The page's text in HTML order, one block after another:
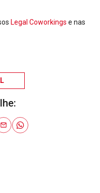
Legal Coworkings e nas